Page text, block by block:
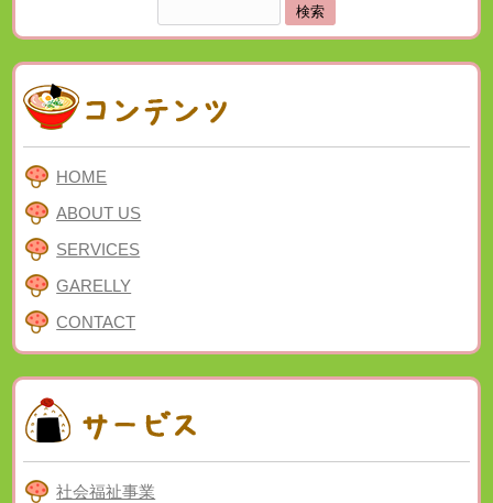
索:
HOME
ABOUT US
SERVICES
GARELLY
CONTACT
社会福祉事業